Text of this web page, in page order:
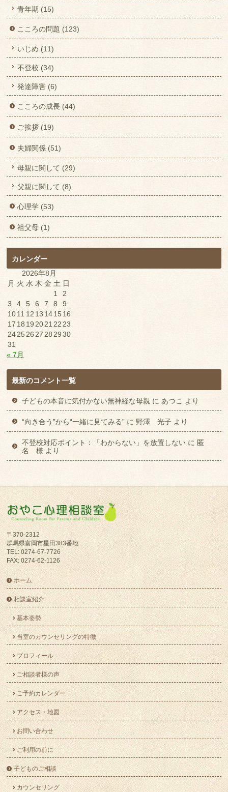
青年期 (15)
こころの問題 (123)
いじめ (11)
不登校 (34)
発達障害 (6)
こころの成長 (44)
ご挨拶 (19)
夫婦関係 (51)
母親に関して (29)
父親に関して (8)
心理学 (53)
祖父母 (1)
カレンダー
2026年8月
月 火 水 木 金 土 日
1
2
3
4 5 6 7 8
9
1011 12 13 141516
17 18 19 2021 22 23
24252627 28 2930
31
« 7月
最新のコメント一覧
子どもの本音に気付かない無神経な母親 にあつこ より
“向き合う”から“一緒に見てみる” に野澤 光子 より
不登校対応ポイント：「わからない」を放置しない に 匿
名 様 より
〒370-2312
群馬県富岡市星田383番地
TEL: 0274-67-7726
FAX: 0274-62-1126
ホーム
相談室紹介
基本姿勢
当室のカウンセリングの特徴
プロフィール
ご相談者様の声
ご予約カレンダー
アクセス・地図
お問い合わせ
ご利用の前に
子どものご相談
カウンセリング